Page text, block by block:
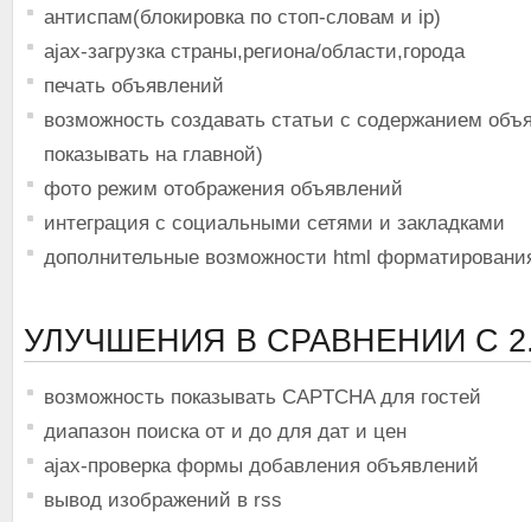
антиспам(блокировка по стоп-словам и ip)
ajax-загрузка страны,региона/области,города
печать объявлений
возможность создавать статьи с содержанием
показывать на главной)
фото режим отображения объявлений
интеграция с социальными сетями и закладками
дополнительные возможности html
УЛУЧШЕНИЯ В СРАВНЕНИИ С
возможность показывать CAPTCHA для гостей
диапазон поиска от и до для дат и цен
ajax-проверка формы добавления объявлений
вывод изображений в rss